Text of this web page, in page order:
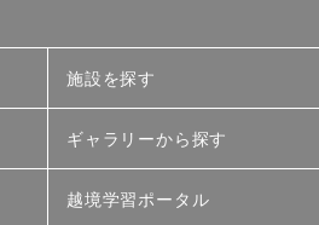
施設を探す
ギャラリーから探す
越境学習ポータル